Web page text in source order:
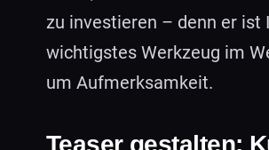
zu investieren – denn er ist
wichtigstes Werkzeug im
um Aufmerksamkeit.
Teaser gestalten: